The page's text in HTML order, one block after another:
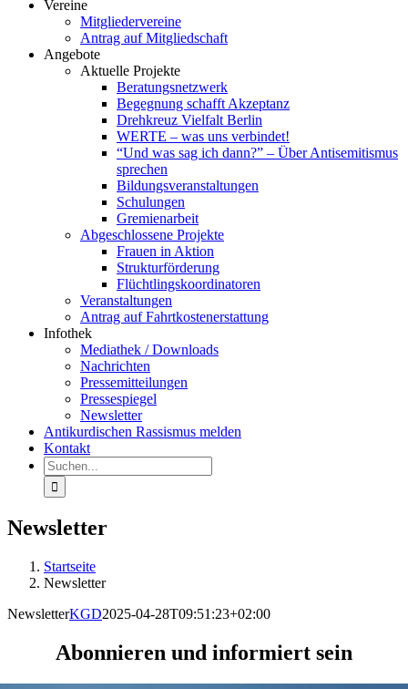
Vereine
Mitgliedervereine
Antrag auf Mitgliedschaft
Angebote
Aktuelle Projekte
Beratungsnetzwerk
Begegnung schafft Akzeptanz
Drehkreuz Vielfalt Berlin
WERTE – was uns verbindet!
“Und was sag ich dann?” – Über Antisemitismus
sprechen
Bildungsveranstaltungen
Schulungen
Gremienarbeit
Abgeschlossene Projekte
Frauen in Aktion
Strukturförderung
Flüchtlingskoordinatoren
Veranstaltungen
Antrag auf Fahrtkostenerstattung
Infothek
Mediathek / Downloads
Nachrichten
Pressemitteilungen
Pressespiegel
Newsletter
Antikurdischen Rassismus melden
Kontakt
Suche
nach:
Newsletter
Startseite
Newsletter
NewsletterKGD2025-04-28T09:51:23+02:00
Abonnieren und informiert sein